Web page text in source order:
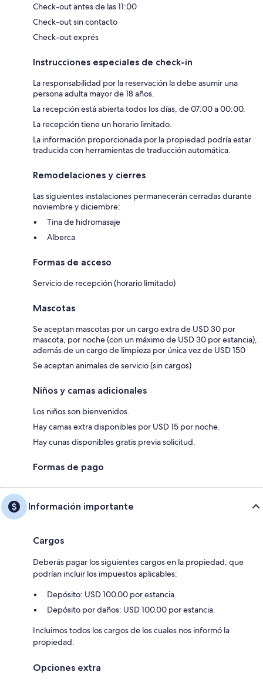
Check-out antes de las 11:00
Check-out sin contacto
Check-out exprés
Instrucciones especiales de check-in
La responsabilidad por la reservación la debe asumir una
persona adulta mayor de 18 años.
La recepción está abierta todos los días, de 07:00 a 00:00.
La recepción tiene un horario limitado.
La información proporcionada por la propiedad podría estar
traducida con herramientas de traducción automática.
Remodelaciones y cierres
Las siguientes instalaciones permanecerán cerradas durante
noviembre y diciembre:
Tina de hidromasaje
Alberca
Formas de acceso
Servicio de recepción (horario limitado)
Mascotas
Se aceptan mascotas por un cargo extra de USD 30 por
mascota, por noche (con un máximo de USD 30 por estancia),
además de un cargo de limpieza por única vez de USD 150
Se aceptan animales de servicio (sin cargos)
Niños y camas adicionales
Los niños son bienvenidos.
Hay camas extra disponibles por USD 15 por noche.
Hay cunas disponibles gratis previa solicitud.
Formas de pago
Información importante
Cargos
Deberás pagar los siguientes cargos en la propiedad, que
podrían incluir los impuestos aplicables:
Depósito: USD 100.00 por estancia.
Depósito por daños: USD 100.00 por estancia.
Incluimos todos los cargos de los cuales nos informó la
propiedad.
Opciones extra